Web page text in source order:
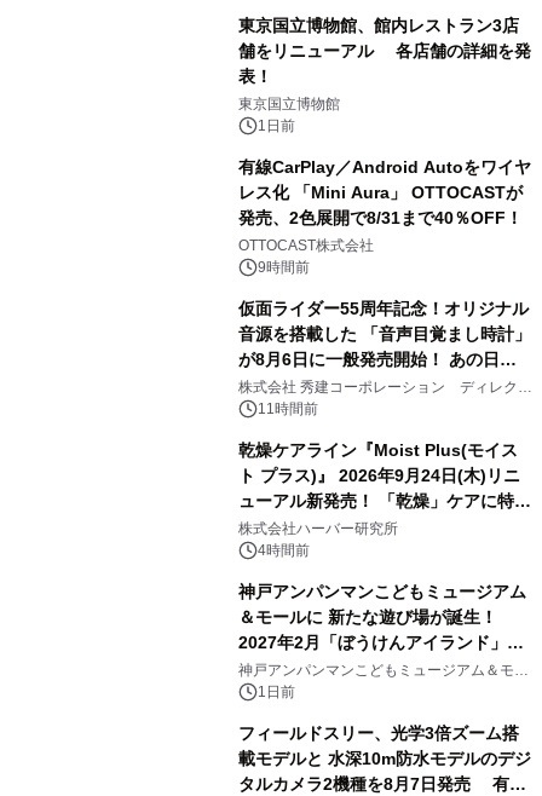
東京国立博物館、館内レストラン3店
舗をリニューアル 各店舗の詳細を発
表！
東京国立博物館
1日前
有線CarPlay／Android Autoをワイヤ
レス化 「Mini Aura」 OTTOCASTが
発売、2色展開で8/31まで40％OFF！
OTTOCAST株式会社
9時間前
仮面ライダー55周年記念！オリジナル
音源を搭載した 「音声目覚まし時計」
が8月6日に一般発売開始！ あの日の
大興奮が今甦る
株式会社 秀建コーポレーション ディレクト
アートギャラリー
11時間前
乾燥ケアライン『Moist Plus(モイス
ト プラス)』 2026年9月24日(木)リニ
ューアル新発売！ 「乾燥」ケアに特化
し、ライン使いで潤いに満ちた肌へ
株式会社ハーバー研究所
4時間前
神戸アンパンマンこどもミュージアム
＆モールに 新たな遊び場が誕生！
2027年2月「ぼうけんアイランド」が
オープン
神戸アンパンマンこどもミュージアム＆モー
ル 1日前
フィールドスリー、光学3倍ズーム搭
載モデルと 水深10m防水モデルのデジ
タルカメラ2機種を8月7日発売 有効